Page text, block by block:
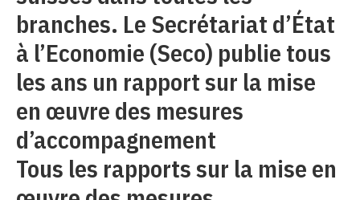
branches. Le Secrétariat d’État
à l’Economie (Seco) publie tous
les ans un rapport sur la mise
en œuvre des mesures
d’accompagnement
Tous les rapports sur la mise en